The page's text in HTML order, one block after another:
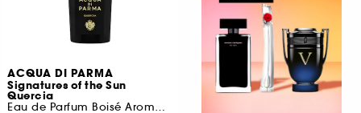
ACQUA DI PARMA
Signatures of the Sun
Quercia
Eau de Parfum Boisé Aromatique